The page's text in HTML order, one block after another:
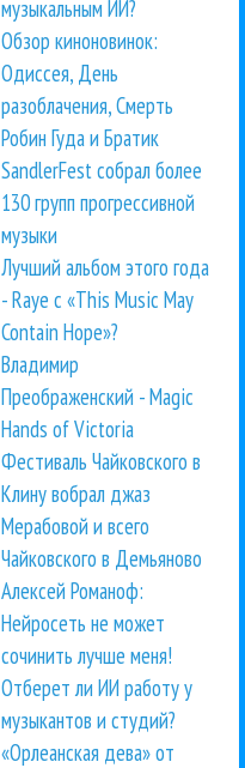
музыкальным ИИ?
Обзор киноновинок:
Одиссея, День
разоблачения, Смерть
Робин Гуда и Братик
SandlerFest собрал более
130 групп прогрессивной
музыки
Лучший альбом этого года
- Raye с «This Music May
Contain Hope»?
Владимир
Преображенский - Magic
Hands of Victoria
Фестиваль Чайковского в
Клину вобрал джаз
Мерабовой и всего
Чайковского в Демьяново
Алексей Романоф:
Нейросеть не может
сочинить лучше меня!
Отберет ли ИИ работу у
музыкантов и студий?
«Орлеанская дева» от